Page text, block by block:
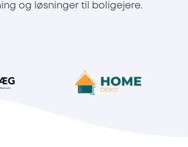
og løsninger til boligejere.